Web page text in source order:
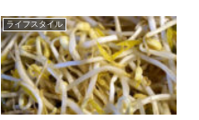
レゼントを渡して、喜んでもらえ
るだけでなく、デキるお嫁さんと
して認めてもらいたいとも思いま
すよね。ただ注意したいのは、
お...
ライフスタイル